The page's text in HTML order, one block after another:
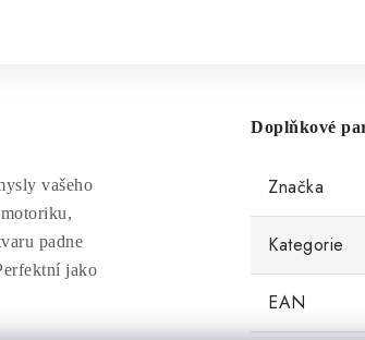
vašeho
padne
jako
Doplňkové
Značka
Kategorie
EAN